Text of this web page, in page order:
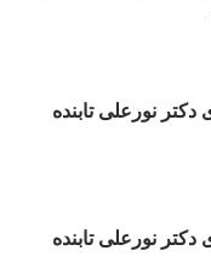
نورعلی تابنده
نورعلی تابنده